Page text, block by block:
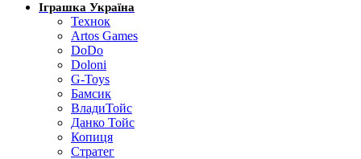
Іграшка Україна
Технок
Artos Games
DoDo
Doloni
G-Toys
Бамсик
ВладиТойс
Данко Тойс
Копиця
Стратег